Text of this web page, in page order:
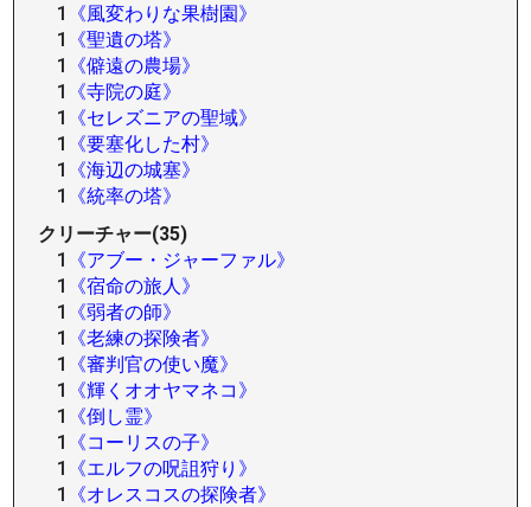
1
《風変わりな果樹園》
1
《聖遺の塔》
1
《僻遠の農場》
1
《寺院の庭》
1
《セレズニアの聖域》
1
《要塞化した村》
1
《海辺の城塞》
1
《統率の塔》
クリーチャー(35)
1
《アブー・ジャーファル》
1
《宿命の旅人》
1
《弱者の師》
1
《老練の探険者》
1
《審判官の使い魔》
1
《輝くオオヤマネコ》
1
《倒し霊》
1
《コーリスの子》
1
《エルフの呪詛狩り》
1
《オレスコスの探険者》